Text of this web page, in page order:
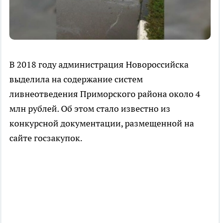
В 2018 году администрация Новороссийска
выделила на содержание систем
ливнеотведения Приморского района около 4
млн рублей. Об этом стало известно из
конкурсной документации, размещенной на
сайте госзакупок.